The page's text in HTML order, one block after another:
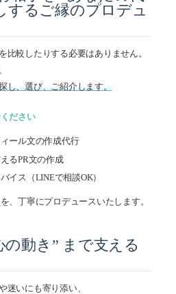
するご縁のプロデュ
比較したりする必要はありません。
し、選び、ご紹介します。
ださい
ール文の作成代行
るPR文の作成
イス（LINEで相談OK）
を、丁寧にプロデュースいたします。
の動き” まで支える
迷いにも寄り添い、